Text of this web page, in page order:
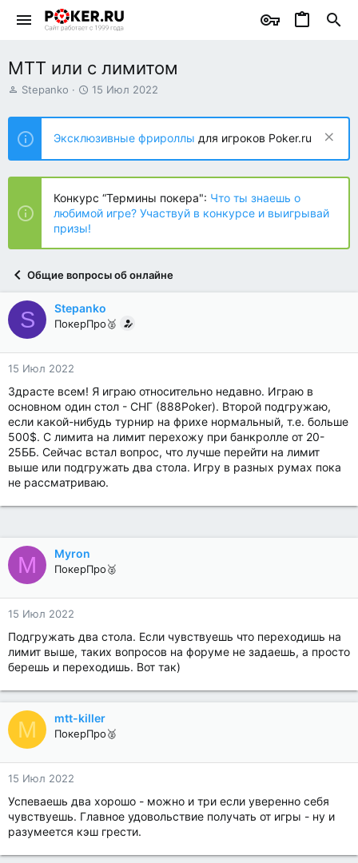
МТТ или с лимитом
А
т
о
р
т
е
ы
Stepanko
Д
т
н
а
ч
л
а
15 Июл 2022
Эксклюзивные фрироллы для игроков Poker.ru
Конкурс “Термины покера": Что ты знаешь о
любимой игре? Участвуй в конкурсе и выигрывай
призы!
Общие вопросы об онлайне
S Stepanko
ПокерПро🥈
15 Июл 2022
Здрасте всем! Я играю относительно недавно. Играю в
основном один стол - СНГ (888Poker). Второй подгружаю,
если какой-нибудь турнир на фрихе нормальный, т.е. больше
500$. С лимита на лимит перехожу при банкролле от 20-
25ББ. Сейчас встал вопрос, что лучше перейти на лимит
выше или подгружать два стола. Игру в разных румах пока
не рассматриваю.
M Myron
ПокерПро🥈
15 Июл 2022
Подгружать два стола. Если чувствуешь что переходишь на
лимит выше, таких вопросов на форуме не задаешь, а просто
берешь и переходишь. Вот так)
M mtt-killer
ПокерПро🥈
15 Июл 2022
Успеваешь два хорошо - можно и три если уверенно себя
чувствуешь. Главное удовольствие получать от игры - ну и
разумеется кэш грести.